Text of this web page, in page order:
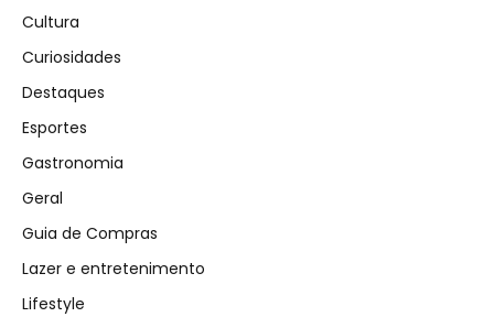
Cultura
Curiosidades
Destaques
Esportes
Gastronomia
Geral
Guia de Compras
Lazer e entretenimento
Lifestyle